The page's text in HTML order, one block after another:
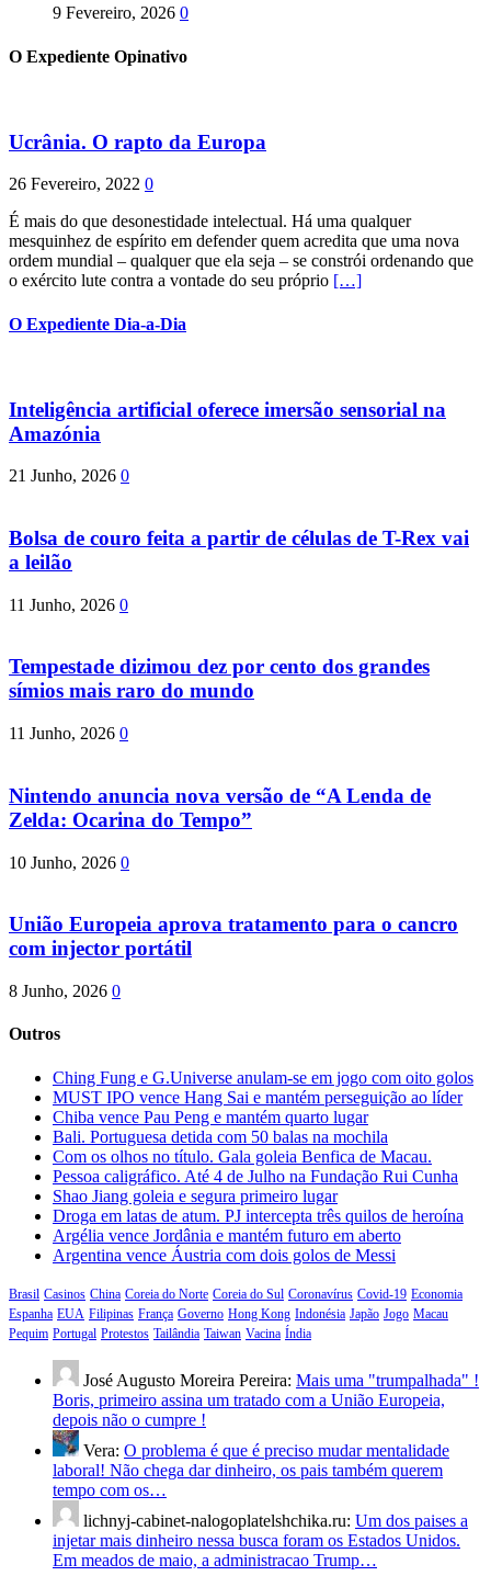
9 Fevereiro, 2026 0
O Expediente Opinativo
Ucrânia. O rapto da Europa
26 Fevereiro, 2022 0
É mais do que desonestidade intelectual. Há uma qualquer
mesquinhez de espírito em defender quem acredita que uma nova
ordem mundial – qualquer que ela seja – se constrói ordenando que
o exército lute contra a vontade do seu próprio […]
O Expediente Dia-a-Dia
Inteligência artificial oferece imersão sensorial na
Amazónia
21 Junho, 2026 0
Bolsa de couro feita a partir de células de T-Rex vai
a leilão
11 Junho, 2026 0
Tempestade dizimou dez por cento dos grandes
símios mais raro do mundo
11 Junho, 2026 0
Nintendo anuncia nova versão de “A Lenda de
Zelda: Ocarina do Tempo”
10 Junho, 2026 0
União Europeia aprova tratamento para o cancro
com injector portátil
8 Junho, 2026 0
Outros
Ching Fung e G.Universe anulam-se em jogo com oito golos
MUST IPO vence Hang Sai e mantém perseguição ao líder
Chiba vence Pau Peng e mantém quarto lugar
Bali. Portuguesa detida com 50 balas na mochila
Com os olhos no título. Gala goleia Benfica de Macau.
Pessoa caligráfico. Até 4 de Julho na Fundação Rui Cunha
Shao Jiang goleia e segura primeiro lugar
Droga em latas de atum. PJ intercepta três quilos de heroína
Argélia vence Jordânia e mantém futuro em aberto
Argentina vence Áustria com dois golos de Messi
Brasil Casinos China Coreia do Norte Coreia do Sul Coronavírus Covid-19 Economia
Espanha EUA Filipinas França Governo Hong Kong Indonésia Japão Jogo Macau
Pequim Portugal Protestos Tailândia Taiwan Vacina Índia
José Augusto Moreira Pereira: Mais uma "trumpalhada" !
Boris, primeiro assina um tratado com a União Europeia,
depois não o cumpre !
Vera: O problema é que é preciso mudar mentalidade
laboral! Não chega dar dinheiro, os pais também querem
tempo com os…
lichnyj-cabinet-nalogoplatelshchika.ru: Um dos paises a
injetar mais dinheiro nessa busca foram os Estados Unidos.
Em meados de maio, a administracao Trump…